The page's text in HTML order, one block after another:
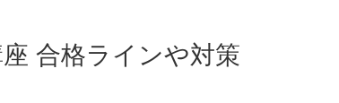
合格ラインや対策